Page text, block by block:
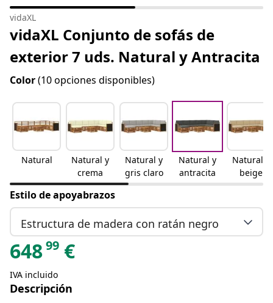
vidaXL
vidaXL Conjunto de sofás de
exterior 7 uds. Natural y Antracita
Color(10 opciones disponibles)
Natural
Natural y
crema
Natural y
gris claro
Natural y
antracita
Natural y
beige
Estilo de apoyabrazos
Estructura de madera con ratán negro
64899 €
IVA incluido
Descripción